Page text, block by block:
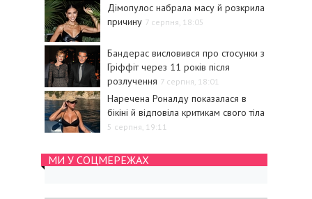
Дімопулос набрала масу й розкрила
причину 7 серпня, 18:05
Бандерас висловився про стосунки з
Гріффіт через 11 років після
розлучення 7 серпня, 18:01
Наречена Роналду показалася в
бікіні й відповіла критикам свого тіла
5 серпня, 19:11
МИ У СОЦМЕРЕЖАХ